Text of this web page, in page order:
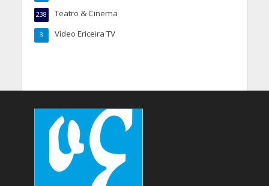
Teatro & Cinema
238
Vídeo Ericeira TV
3